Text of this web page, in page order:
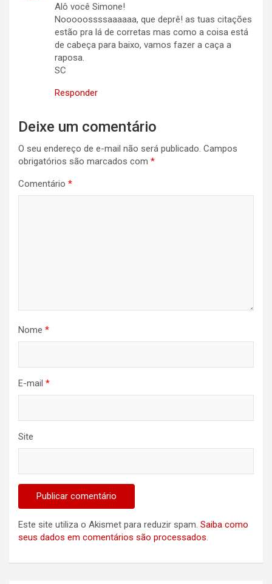
Alô você Simone!
Nooooossssaaaaaa, que deprê! as tuas citações
estão pra lá de corretas mas como a coisa está
de cabeça para baixo, vamos fazer a caça a
raposa.
SC
Responder
Deixe um comentário
O seu endereço de e-mail não será publicado. Campos
obrigatórios são marcados com *
Comentário *
Nome *
E-mail *
Site
Este site utiliza o Akismet para reduzir spam. Saiba como
seus dados em comentários são processados.